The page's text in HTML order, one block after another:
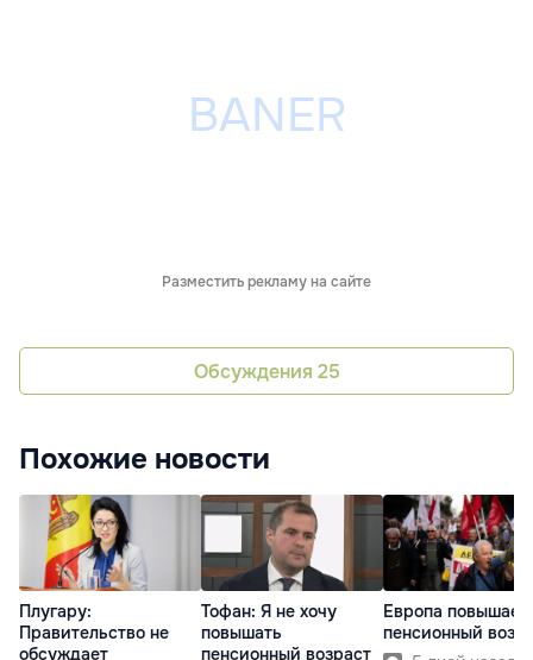
Разместить рекламу на сайте
Обсуждения 25
Похожие новости
Плугару:
Правительство не
обсуждает
Тофан: Я не хочу
повышать
пенсионный возраст
Европа повышает
пенсионный